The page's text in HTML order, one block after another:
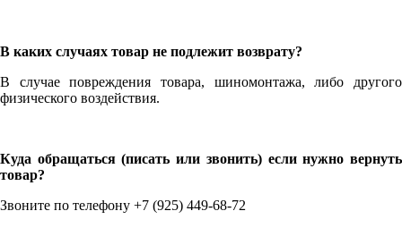
В каких случаях товар не подлежит возврату?
В случае повреждения товара, шиномонтажа, либо другого
физического воздействия.
Куда обращаться (писать или звонить) если нужно вернуть
товар?
Звоните по телефону +7 (925) 449-68-72